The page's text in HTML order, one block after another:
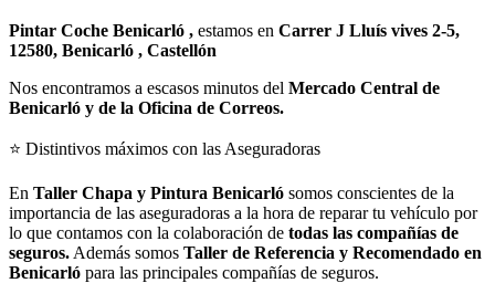
Pintar Coche Benicarló , estamos en Carrer J Lluís vives 2-5,
12580, Benicarló , Castellón
Nos encontramos a escasos minutos del Mercado Central de
Benicarló y de la Oficina de Correos.
⭐ Distintivos máximos con las Aseguradoras
En Taller Chapa y Pintura Benicarló somos conscientes de la
importancia de las aseguradoras a la hora de reparar tu vehículo por
lo que contamos con la colaboración de todas las compañías de
seguros. Además somos Taller de Referencia y Recomendado en
Benicarló para las principales compañías de seguros.